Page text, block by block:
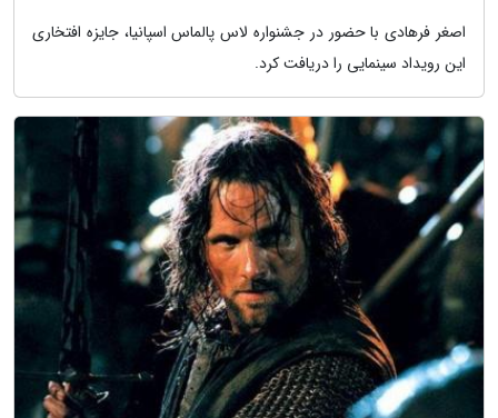
اصغر فرهادی با حضور در جشنواره لاس پالماس اسپانیا، جایزه افتخاری
این رویداد سینمایی را دریافت کرد.